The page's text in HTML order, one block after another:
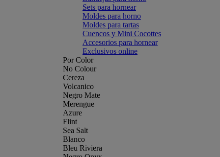
Sets para hornear
Moldes para horno
Moldes para tartas
Cuencos y Mini Cocottes
Accesorios para hornear
Exclusivos online
Por Color
No Colour
Cereza
Volcanico
Negro Mate
Merengue
Azure
Flint
Sea Salt
Blanco
Bleu Riviera